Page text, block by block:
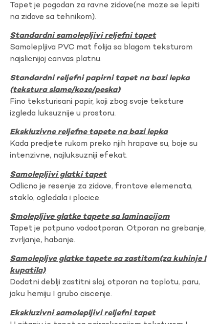
Tapet je pogodan za ravne zidove(ne moze se lepiti
na zidove sa tehnikom).
Standardni samolepljivi reljefni tapet
Samolepljiva PVC mat folija sa blagom teksturom
najslicnijoj canvas platnu.
Standardni reljefni papirni tapet na bazi lepka
(tekstura slame/koze/peska)
Fino teksturisani papir, koji zbog svoje teksture
izgleda luksuznije u prostoru.
Ekskluzivne reljefne tapete na bazi lepka
Kada predjete rukom preko njih hrapave su, boje su
intenzivne, najluksuzniji efekat.
Samolepljivi glatki tapet
Odlicno je resenje za zidove, frontove elemenata,
staklo, ogledala i plocice.
Smolepljive glatke tapete sa laminacijom
Tapet je potpuno vodootporan. Otporan na grebanje,
zvrljanje, habanje.
Samolepljve glatke tapete sa zastitom(za kuhinje I
kupatila)
Dodatni deblji zastitni sloj, otporan na toplotu, paru,
jaku hemiju I grubo ciscenje.
Ekskluzivni samolepljivi reljefni tapet